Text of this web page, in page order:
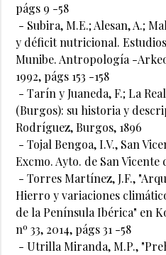
págs 9 -58
- Subira, M.E.; Alesan, A.;
y déficit nutricional.
Munibe. Antropología -
1992, págs 153 -158
- Tarín y Juaneda, F.; La
(Burgos): su historia y
Rodríguez, Burgos, 1896
- Tojal Bengoa, I.V., San
Excmo. Ayto. de San Vicente
- Torres Martínez, J.F.,
Hierro y variaciones
de la Península Ibérica" en
nº 33, 2014, págs 31 -58
- Utrilla Miranda, M.P.,